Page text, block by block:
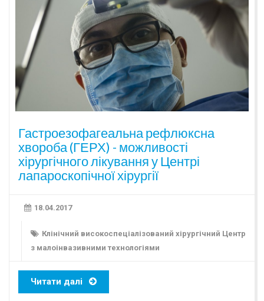
Гастроезофагеальна рефлюксна
хвороба (ГЕРХ) - можливості
хірургічного лікування у Центрі
лапароскопічної хірургії
18.04.2017
Клінічний високоспеціалізований хірургічний Центр
з малоінвазивними технологіями
Читати далі